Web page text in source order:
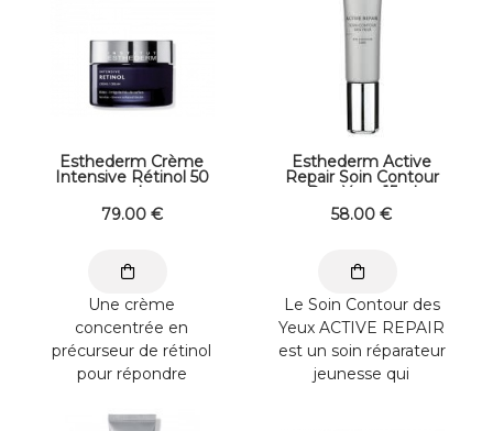
Esthederm Crème
Intensive Rétinol 50
ml
79.00 €
Une crème
concentrée en
précurseur de rétinol
pour répondre
attentes des peaux
Esthederm Active
Repair Soin Contour
Des Yeux 15ml
58.00 €
Le Soin Contour des
Yeux ACTIVE REPAIR
est un soin réparateur
jeunesse qui